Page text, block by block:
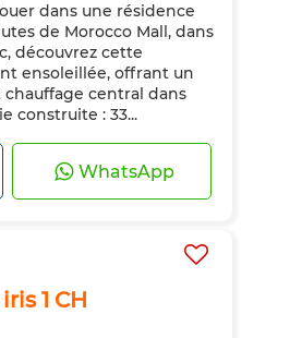
TV Machine à laver
dans une résidence
de Morocco Mall, dans
découvrez cette
ensoleillée, offrant un
central dans
construite : 33...
WhatsApp
1 CH